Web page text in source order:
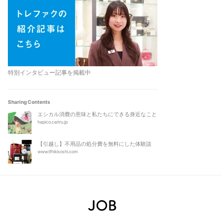
特別インタビュー記事を掲載中
Sharing Contents
エシカル消費の意味と私たちにできる身近なこと
hapico.cariru.jp
【引越し】不用品の処分費を無料にした体験談
www.tfhikkoshi.com